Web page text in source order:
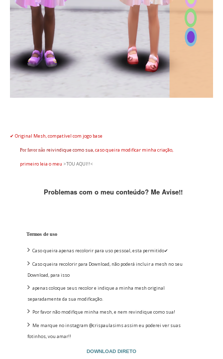
✔ Original Mesh, compatível com jogo base
Por favor não reivindiquecomo sua,caso queira modificar minha criação,
primeiro leia o meu >TOU AQUI!!<
Problemas com o meu conteúdo? Me Avise!!
Termos de uso
Caso queira apenas recolorir para uso pessoal, esta permitido✔
Caso queira recolorir para Download, não poderá incluir a mesh no seu
Download, para isso
apenas coloque seus recolor e indique a minha mesh original
separadamente da sua modificação.
Por favor não modifique minha mesh, e nem revindique como sua!
Me marque no instagram @crispaulasims assim eu poderei ver suas
fotinhos, vou amar!!
DOWNLOAD DIRETO